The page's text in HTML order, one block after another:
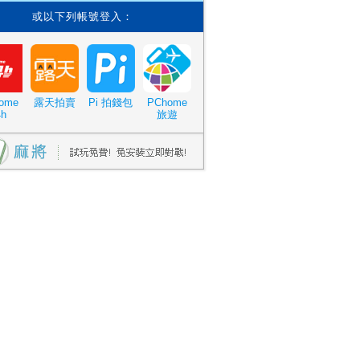
或以下列帳號登入：
露天拍賣 Pi 拍錢包
PChome
旅遊